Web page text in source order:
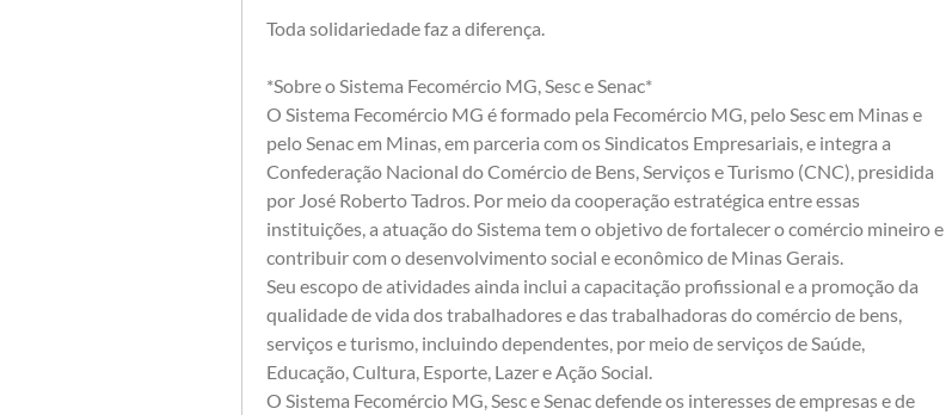
Toda solidariedade faz a diferença.
*Sobre o Sistema Fecomércio MG, Sesc e Senac*
O Sistema Fecomércio MG é formado pela Fecomércio MG, pelo Sesc em Minas e
pelo Senac em Minas, em parceria com os Sindicatos Empresariais, e integra a
Confederação Nacional do Comércio de Bens, Serviços e Turismo (CNC), presidida
por José Roberto Tadros. Por meio da cooperação estratégica entre essas
instituições, a atuação do Sistema tem o objetivo de fortalecer o comércio mineiro e
contribuir com o desenvolvimento social e econômico de Minas Gerais.
Seu escopo de atividades ainda inclui a capacitação profissional e a promoção da
qualidade de vida dos trabalhadores e das trabalhadoras do comércio de bens,
serviços e turismo, incluindo dependentes, por meio de serviços de Saúde,
Educação, Cultura, Esporte, Lazer e Ação Social.
O Sistema Fecomércio MG, Sesc e Senac defende os interesses de empresas e de